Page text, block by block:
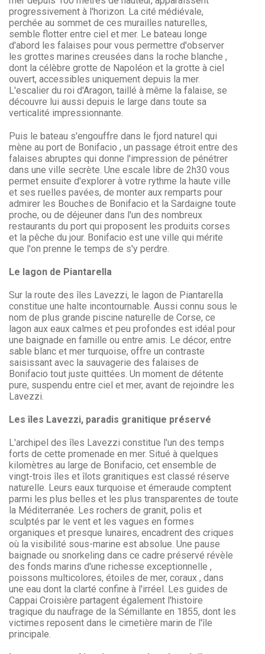
progressivement à l'horizon. La cité médiévale,
perchée au sommet de ces murailles naturelles,
semble flotter entre ciel et mer. Le bateau longe
d'abord les falaises pour vous permettre d'observer
les grottes marines creusées dans la roche blanche ,
dont la célèbre grotte de Napoléon et la grotte à ciel
ouvert, accessibles uniquement depuis la mer.
L'escalier du roi d'Aragon, taillé à même la falaise, se
découvre lui aussi depuis le large dans toute sa
verticalité impressionnante.
Puis le bateau s'engouffre dans le fjord naturel qui
mène au port de Bonifacio , un passage étroit entre des
falaises abruptes qui donne l'impression de pénétrer
dans une ville secrète. Une escale libre de 2h30 vous
permet ensuite d'explorer à votre rythme la haute ville
et ses ruelles pavées, de monter aux remparts pour
admirer les Bouches de Bonifacio et la Sardaigne toute
proche, ou de déjeuner dans l'un des nombreux
restaurants du port qui proposent les produits corses
et la pêche du jour. Bonifacio est une ville qui mérite
que l'on prenne le temps de s'y perdre.
Le lagon de Piantarella
Sur la route des îles Lavezzi, le lagon de Piantarella
constitue une halte incontournable. Aussi connu sous le
nom de plus grande piscine naturelle de Corse, ce
lagon aux eaux calmes et peu profondes est idéal pour
une baignade en famille ou entre amis. Le décor, entre
sable blanc et mer turquoise, offre un contraste
saisissant avec la sauvagerie des falaises de
Bonifacio tout juste quittées. Un moment de détente
pure, suspendu entre ciel et mer, avant de rejoindre les
Lavezzi.
Les îles Lavezzi, paradis granitique préservé
L'archipel des îles Lavezzi constitue l'un des temps
forts de cette promenade en mer. Situé à quelques
kilomètres au large de Bonifacio, cet ensemble de
vingt-trois îles et îlots granitiques est classé réserve
naturelle. Leurs eaux turquoise et émeraude comptent
parmi les plus belles et les plus transparentes de toute
la Méditerranée. Les rochers de granit, polis et
sculptés par le vent et les vagues en formes
organiques et presque lunaires, encadrent des criques
où la visibilité sous-marine est absolue. Une pause
baignade ou snorkeling dans ce cadre préservé révèle
des fonds marins d'une richesse exceptionnelle ,
poissons multicolores, étoiles de mer, coraux , dans
une eau dont la clarté confine à l'irréel. Les guides de
Cappai Croisière partagent également l'histoire
tragique du naufrage de la Sémillante en 1855, dont les
victimes reposent dans le cimetière marin de l'île
principale.